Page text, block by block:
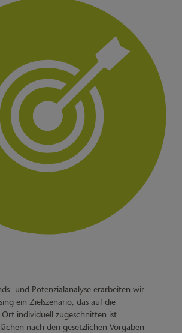
und Potenzialanalyse erarbeiten wir
ein Zielszenario, das auf die
individuell zugeschnitten ist.
nach den gesetzlichen Vorgaben